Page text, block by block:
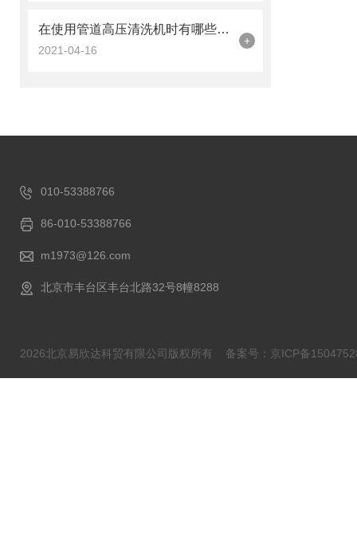
在使用管道高压清洗机时有哪些注意事项呢
2021-04-16
+
010-53388766
86-010-53388766
m1973@126.com
北京市丰台区丰台北路32号8幢8288
2026北京易欣达科贸有限公司版权所有 备案号：京ICP备